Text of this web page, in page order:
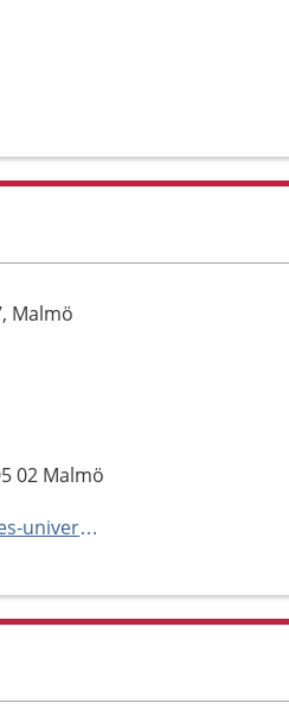
Malmö
02 Malmö
http://vard.skane.se/skanes-universitetssjukhus-sus/mottagningar-och-avdelningar/bb-avdelning-malmo/